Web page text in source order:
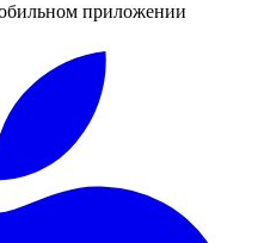
приложении